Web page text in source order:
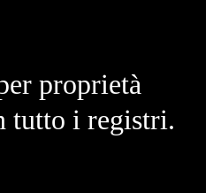
proprietà
tutto i registri.